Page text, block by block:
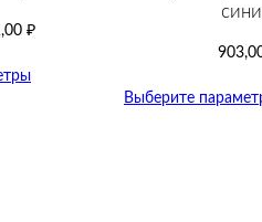
₽
Выберите